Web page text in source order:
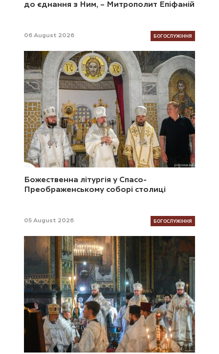
до єднання з Ним, – Митрополит Епіфаній
06 August 2026 БОГОСЛУЖІННЯ
Божественна літургія у Спасо-
Преображенському соборі столиці
05 August 2026 БОГОСЛУЖІННЯ